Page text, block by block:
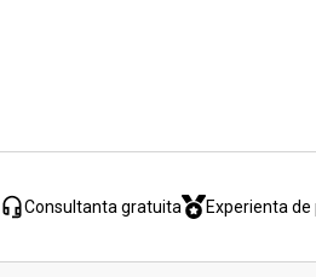
Consultanta gratuita Experienta